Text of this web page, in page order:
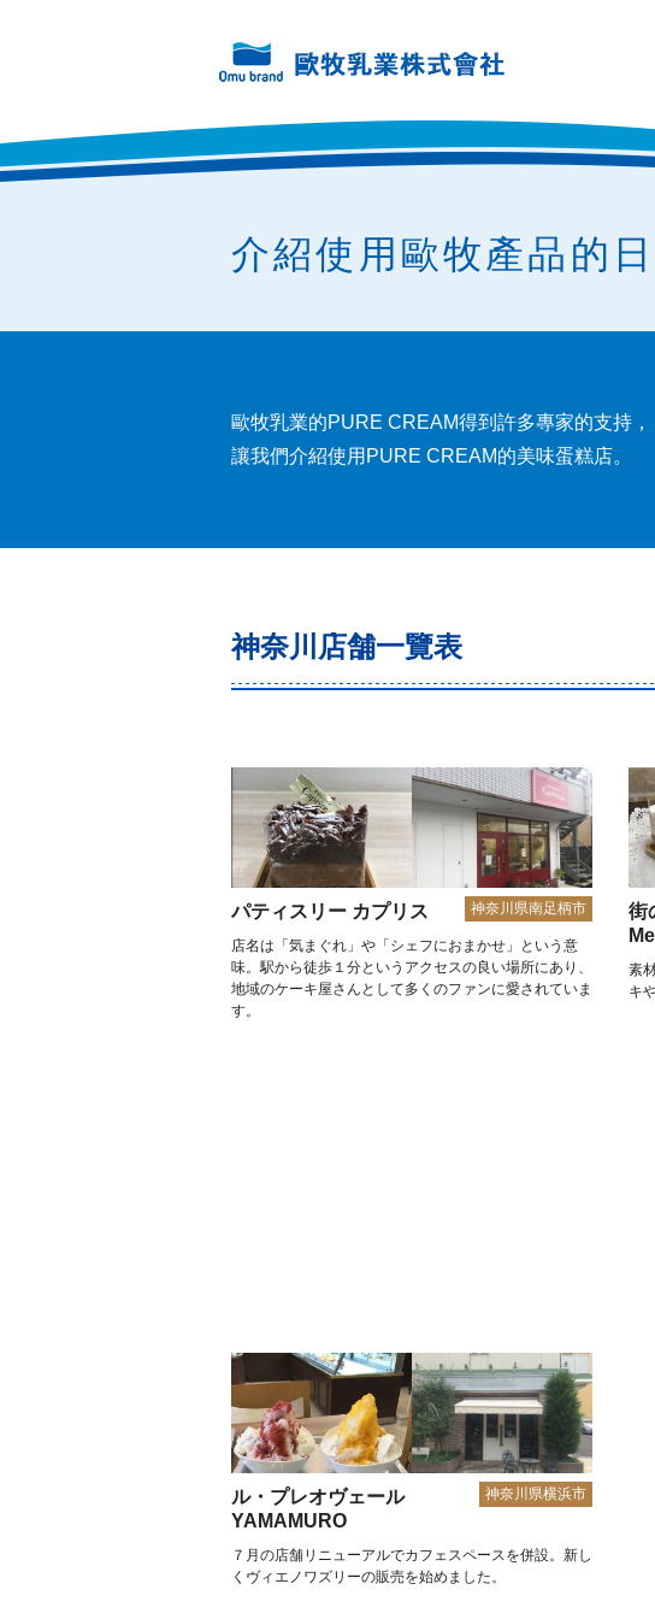
介紹使用歐牧產品的
歐牧乳業的PURE CREAM得到許多專家的支持，
讓我們介紹使用PURE CREAM的美味蛋糕店。
神奈川店舗一覽表
パティスリー カプリス 神奈川県南足柄市
店名は「気まぐれ」や「シェフにおまかせ」という意
味。駅から徒歩１分というアクセスの良い場所にあり、
地域のケーキ屋さんとして多くのファンに愛されていま
す。
街
素
キ
ル・プレオヴェール
YAMAMURO
神奈川県横浜市
７月の店舗リニューアルでカフェスペースを併設。新し
くヴィエノワズリーの販売を始めました。